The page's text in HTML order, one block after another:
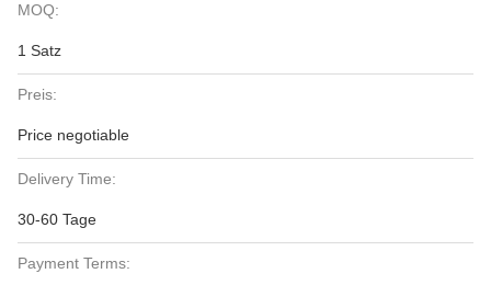
MOQ:
1 Satz
Preis:
Price negotiable
Delivery Time:
30-60 Tage
Payment Terms: